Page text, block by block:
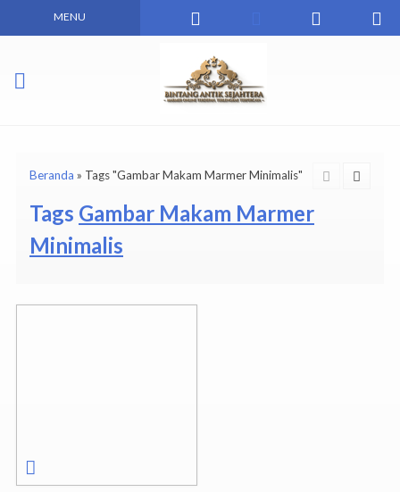
MENU
Beranda » Tags "Gambar Makam Marmer Minimalis"
Tags Gambar Makam Marmer
Minimalis